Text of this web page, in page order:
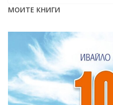
МОИТЕ КНИГИ